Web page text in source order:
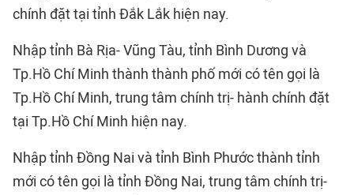
chính đặt tại tỉnh Đắk Lắk hiện nay.
Nhập tỉnh Bà Rịa- Vũng Tàu, tỉnh Bình Dương và
Tp.Hồ Chí Minh thành thành phố mới có tên gọi là
Tp.Hồ Chí Minh, trung tâm chính trị- hành chính đặt
tại Tp.Hồ Chí Minh hiện nay.
Nhập tỉnh Đồng Nai và tỉnh Bình Phước thành tỉnh
mới có tên gọi là tỉnh Đồng Nai, trung tâm chính trị-